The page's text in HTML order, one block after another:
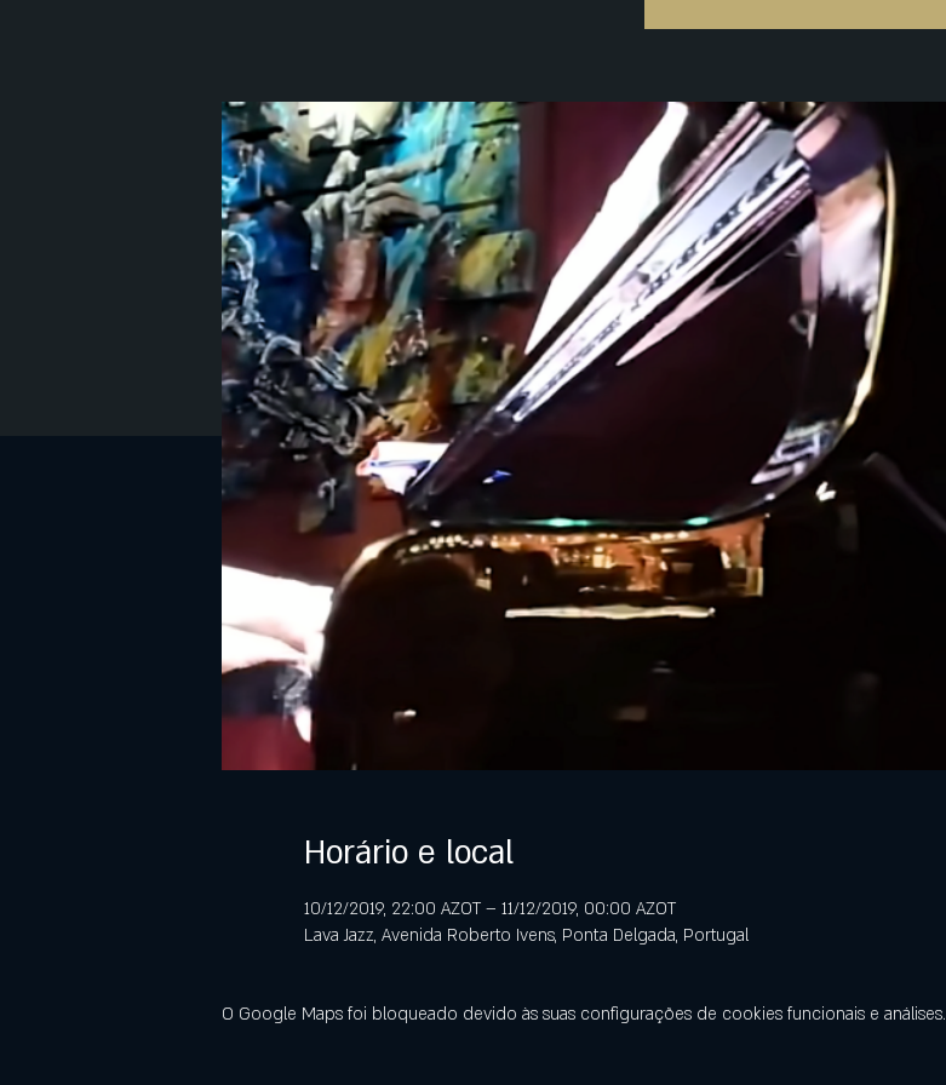
Horário e local
10/12/2019, 22:00 AZOT – 11/12/2019, 00:00 AZOT
Lava Jazz, Avenida Roberto Ivens, Ponta Delgada, Portugal
O Google Maps foi bloqueado devido às suas configurações de cookies funcionais e análises.